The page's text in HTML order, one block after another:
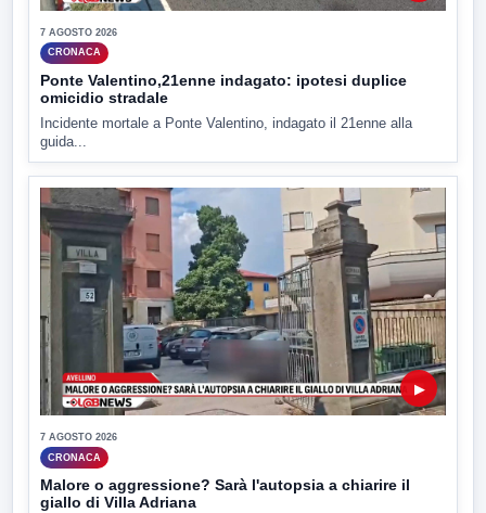
7 AGOSTO 2026
CRONACA
Ponte Valentino,21enne indagato: ipotesi duplice
omicidio stradale
Incidente mortale a Ponte Valentino, indagato il 21enne alla
guida...
▶
7 AGOSTO 2026
CRONACA
Malore o aggressione? Sarà l'autopsia a chiarire il
giallo di Villa Adriana